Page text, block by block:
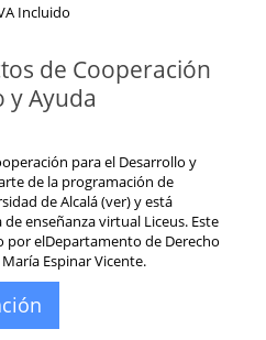
Incluido
de Cooperación
y Ayuda
para el Desarrollo y
de la programación de
de Alcalá (ver) y está
enseñanza virtual Liceus. Este
por elDepartamento de Derecho
Espinar Vicente.